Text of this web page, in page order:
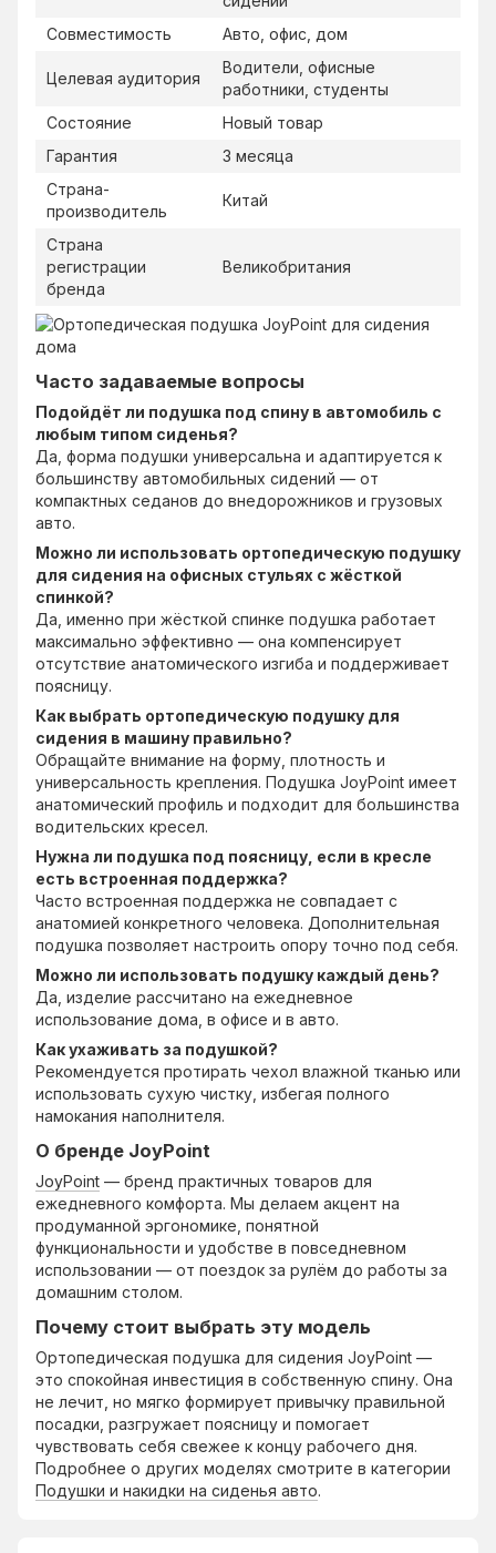
Совместимость
Авто, офис, дом
Целевая аудитория
Водители, офисные
работники, студенты
Состояние
Новый товар
Гарантия
3 месяца
Страна-
производитель
Китай
Страна
регистрации
бренда
Великобритания
Часто задаваемые вопросы
Подойдёт ли подушка под спину в автомобиль с
любым типом сиденья?
Да, форма подушки универсальна и адаптируется к
большинству автомобильных сидений — от
компактных седанов до внедорожников и грузовых
авто.
Можно ли использовать ортопедическую подушку
для сидения на офисных стульях с жёсткой
спинкой?
Да, именно при жёсткой спинке подушка работает
максимально эффективно — она компенсирует
отсутствие анатомического изгиба и поддерживает
поясницу.
Как выбрать ортопедическую подушку для
сидения в машину правильно?
Обращайте внимание на форму, плотность и
универсальность крепления. Подушка JoyPoint имеет
анатомический профиль и подходит для большинства
водительских кресел.
Нужна ли подушка под поясницу, если в кресле
есть встроенная поддержка?
Часто встроенная поддержка не совпадает с
анатомией конкретного человека. Дополнительная
подушка позволяет настроить опору точно под себя.
Можно ли использовать подушку каждый день?
Да, изделие рассчитано на ежедневное
использование дома, в офисе и в авто.
Как ухаживать за подушкой?
Рекомендуется протирать чехол влажной тканью или
использовать сухую чистку, избегая полного
намокания наполнителя.
О бренде JoyPoint
JoyPoint — бренд практичных товаров для
ежедневного комфорта. Мы делаем акцент на
продуманной эргономике, понятной
функциональности и удобстве в повседневном
использовании — от поездок за рулём до работы за
домашним столом.
Почему стоит выбрать эту модель
Ортопедическая подушка для сидения JoyPoint —
это спокойная инвестиция в собственную спину. Она
не лечит, но мягко формирует привычку правильной
посадки, разгружает поясницу и помогает
чувствовать себя свежее к концу рабочего дня.
Подробнее о других моделях смотрите в категории
Подушки и накидки на сиденья авто.